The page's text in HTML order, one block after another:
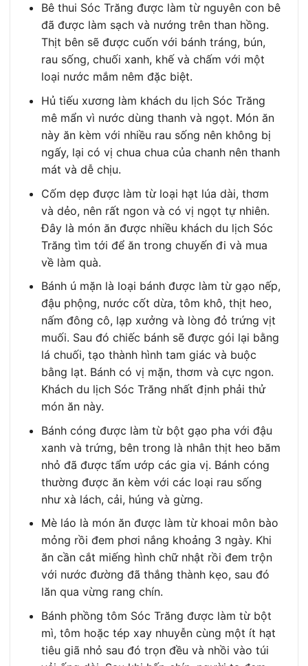
Bê thui Sóc Trăng được làm từ nguyên con bê
đã được làm sạch và nướng trên than hồng.
Thịt bên sẽ được cuốn với bánh tráng, bún,
rau sống, chuối xanh, khế và chấm với một
loại nước mắm nêm đặc biệt.
Hủ tiếu xương làm khách du lịch Sóc Trăng
mê mẩn vì nước dùng thanh và ngọt. Món ăn
này ăn kèm với nhiều rau sống nên không bị
ngấy, lại có vị chua chua của chanh nên thanh
mát và dễ chịu.
Cốm dẹp được làm từ loại hạt lúa dài, thơm
và dẻo, nên rất ngon và có vị ngọt tự nhiên.
Đây là món ăn được nhiều khách du lịch Sóc
Trăng tìm tới để ăn trong chuyến đi và mua
về làm quà.
Bánh ú mặn là loại bánh được làm từ gạo nếp,
đậu phộng, nước cốt dừa, tôm khô, thịt heo,
nấm đông cô, lạp xưởng và lòng đỏ trứng vịt
muối. Sau đó chiếc bánh sẽ được gói lại bằng
lá chuối, tạo thành hình tam giác và buộc
bằng lạt. Bánh có vị mặn, thơm và cực ngon.
Khách du lịch Sóc Trăng nhất định phải thử
món ăn này.
Bánh cóng được làm từ bột gạo pha với đậu
xanh và trứng, bên trong là nhân thịt heo băm
nhỏ đã được tẩm ướp các gia vị. Bánh cóng
thường được ăn kèm với các loại rau sống
như xà lách, cải, húng và gừng.
Mè láo là món ăn được làm từ khoai môn bào
mỏng rồi đem phơi nắng khoảng 3 ngày. Khi
ăn cần cắt miếng hình chữ nhật rồi đem trộn
với nước đường đã thắng thành kẹo, sau đó
lăn qua vừng rang chín.
Bánh phồng tôm Sóc Trăng được làm từ bột
mì, tôm hoặc tép xay nhuyễn cùng một ít hạt
tiêu giã nhỏ sau đó trọn đều và nhồi vào túi